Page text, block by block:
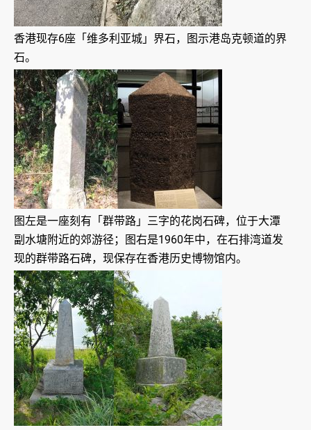
香港现存6座「维多利亚城」界石，图示港岛克顿道的界
石。
图左是一座刻有「群带路」三字的花岗石碑，位于大潭
副水塘附近的郊游径；图右是1960年中，在石排湾道发
现的群带路石碑，现保存在香港历史博物馆内。